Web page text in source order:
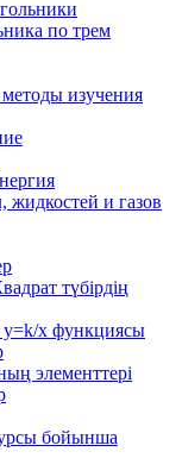
по трем
изучения
жидкостей и газов
түбірдің
у=k/x функциясы
элементтері
бойынша